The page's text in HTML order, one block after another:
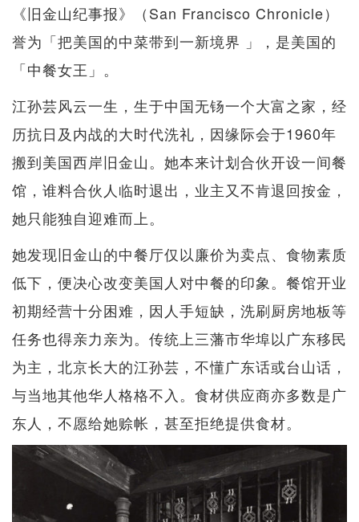
《旧金山纪事报》（San Francisco Chronicle）
誉为「把美国的中菜带到一新境界 」，是美国的
「中餐女王」。
江孙芸风云一生，生于中国无钖一个大富之家，经
历抗日及内战的大时代洗礼，因缘际会于1960年
搬到美国西岸旧金山。她本来计划合伙开设一间餐
馆，谁料合伙人临时退出，业主又不肯退回按金，
她只能独自迎难而上。
她发现旧金山的中餐厅仅以廉价为卖点、食物素质
低下，便决心改变美国人对中餐的印象。餐馆开业
初期经营十分困难，因人手短缺，洗刷厨房地板等
任务也得亲力亲为。传统上三藩市华埠以广东移民
为主，北京长大的江孙芸，不懂广东话或台山话，
与当地其他华人格格不入。食材供应商亦多数是广
东人，不愿给她赊帐，甚至拒绝提供食材。